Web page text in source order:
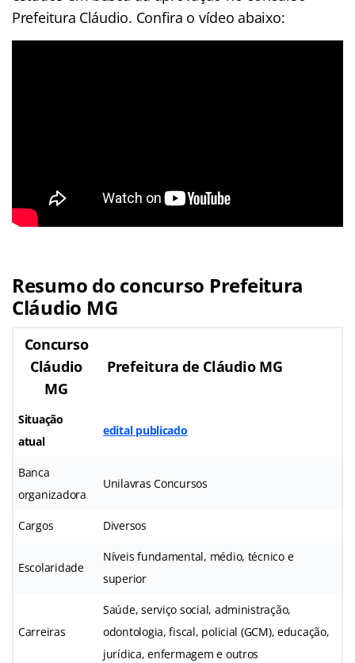
Prefeitura Cláudio. Confira o vídeo abaixo:
Resumo do concurso Prefeitura
Cláudio MG
Concurso
Cláudio
MG
Prefeitura de Cláudio MG
Situação
atual
edital publicado
Banca
organizadora
Unilavras Concursos
Cargos Diversos
Escolaridade
Níveis fundamental, médio, técnico e
superior
Carreiras
Saúde, serviço social, administração,
odontologia, fiscal, policial (GCM), educação,
jurídica, enfermagem e outros